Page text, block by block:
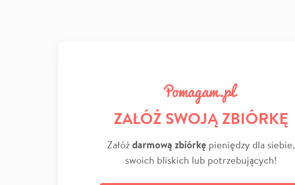
ZAŁÓŻ SWOJĄ ZBIÓRKĘ
Załóżdarmową zbiórkępieniędzy dla siebie,
swoich bliskich lub potrzebujących!